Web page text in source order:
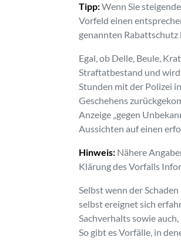
Tipp:Wenn Sie
Vorfeld einen
genannten Rabattschutz
Egal, ob Delle, Beule,
Straftatbestand und wird
Stunden mit der Polizei
Geschehens
Anzeige „gegen
Aussichten auf einen
Hinweis: Nähere
Klärung des Vorfalls
Selbst wenn der
selbst ereignet sich
Sachverhalts sowie
So gibt es Vorfälle, in